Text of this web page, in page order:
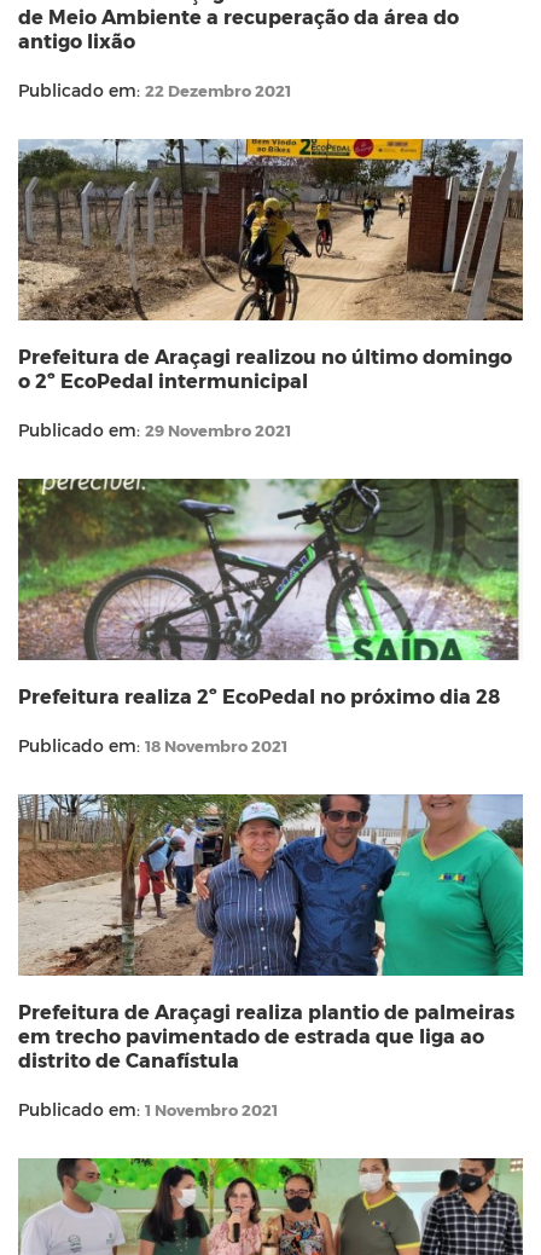
de Meio Ambiente a recuperação da área do
antigo lixão
Publicado em: 22 Dezembro 2021
Prefeitura de Araçagi realizou no último domingo
o 2º EcoPedal intermunicipal
Publicado em: 29 Novembro 2021
Prefeitura realiza 2º EcoPedal no próximo dia 28
Publicado em: 18 Novembro 2021
Prefeitura de Araçagi realiza plantio de palmeiras
em trecho pavimentado de estrada que liga ao
distrito de Canafístula
Publicado em: 1 Novembro 2021